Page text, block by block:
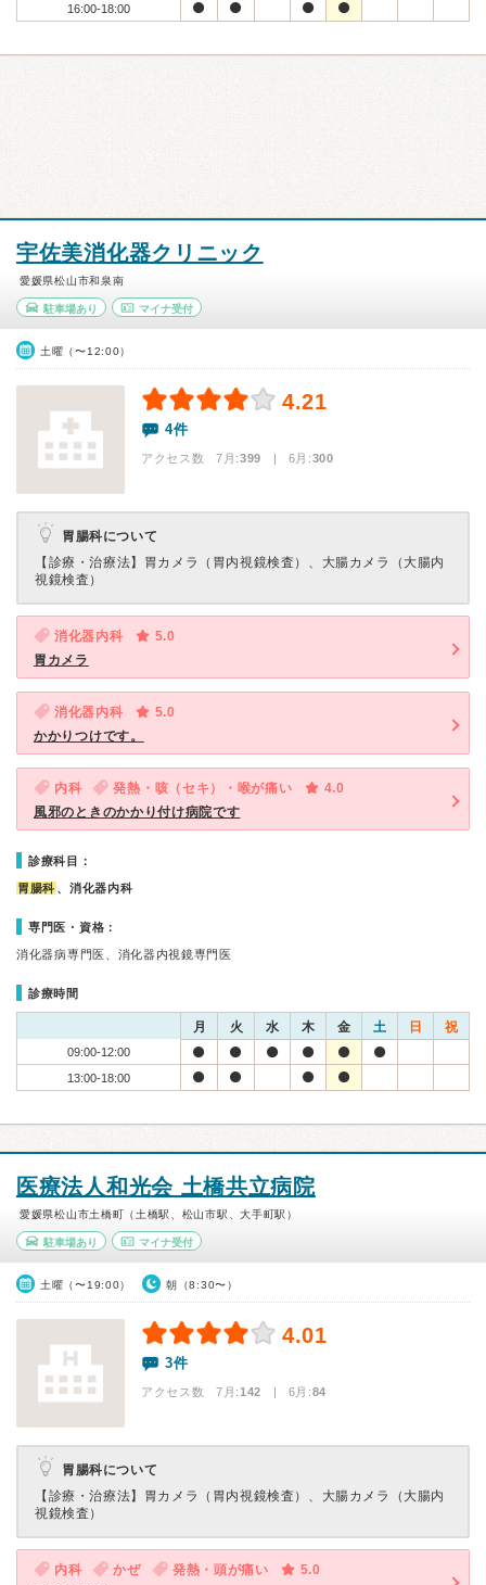
16:00-18:00
宇佐美消化器クリニック
愛媛県松山市和泉南
駐車場あり マイナ受付
土曜（〜12:00）
4.21
4件
アクセス数 7月:399 | 6月:300
胃腸科について
【診療・治療法】 胃カメラ（胃内視鏡検査）、大腸カメラ（大腸内
視鏡検査）
消化器内科
5.0
胃カメラ
消化器内科
5.0
かかりつけです。
内科 発熱・咳（セキ）・喉が痛い
4.0
風邪のときのかかり付け病院です
診療科目：
胃腸科 、消化器内科
専門医・資格：
消化器病専門医、消化器内視鏡専門医
診療時間
月 火 水 木 金 土 日 祝
09:00-12:00
13:00-18:00
医療法人和光会 土橋共立病院
愛媛県松山市土橋町（土橋駅、松山市駅、大手町駅）
駐車場あり マイナ受付
土曜（〜19:00） 朝（8:30〜）
4.01
3件
アクセス数 7月:142 | 6月:84
胃腸科について
【診療・治療法】 胃カメラ（胃内視鏡検査）、大腸カメラ（大腸内
視鏡検査）
内科 かぜ 発熱・頭が痛い
5.0